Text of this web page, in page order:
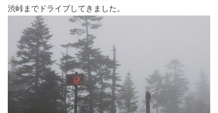
渋峠までドライブしてきました。